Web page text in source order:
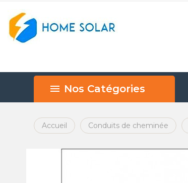
Nos Catégories
Accueil Conduits de cheminée